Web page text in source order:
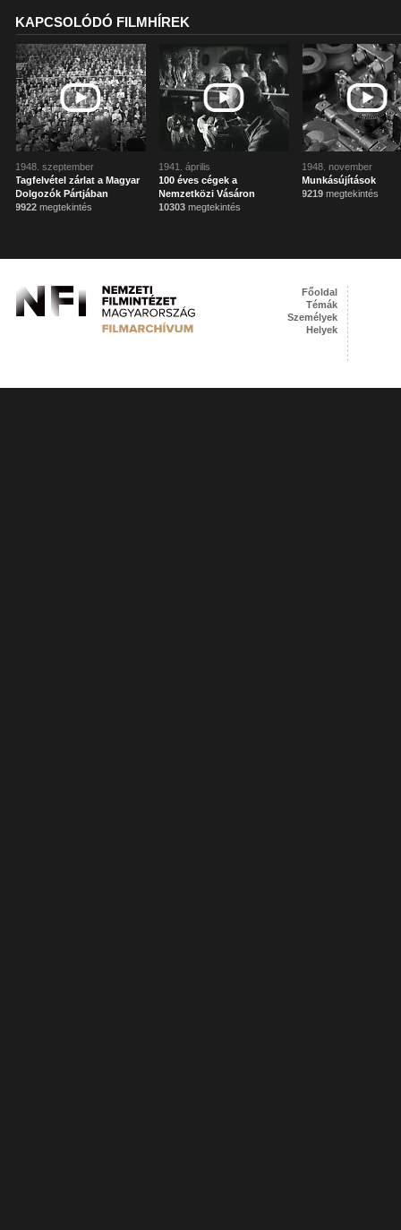
KAPCSOLÓDÓ FILMHÍREK
1948. szeptember
Tagfelvétel zárlat a Magyar
Dolgozók Pártjában
9922 megtekintés
1941. április
100 éves cégek a
Nemzetközi Vásáron
10303 megtekintés
1948. november
Munkásújítások
9219 megtekintés
Főoldal
Témák
Személyek
Helyek